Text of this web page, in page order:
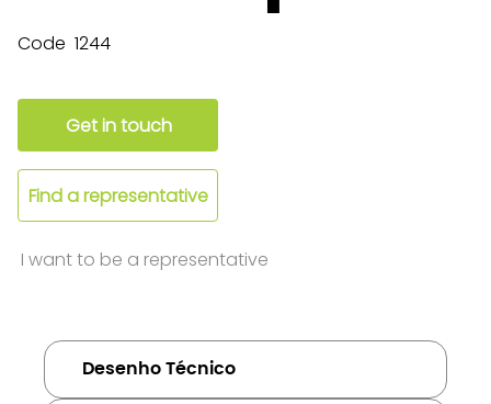
Code 1244
Get in touch
Find a representative
I want to be a representative
Desenho Técnico